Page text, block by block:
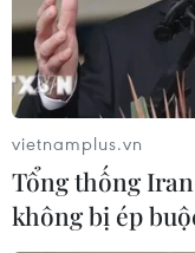
vietnamplus.vn
Tổng thống
không bị ép